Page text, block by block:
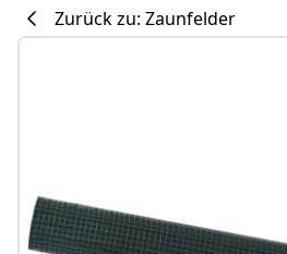
Zurück zu: Zaunfelder